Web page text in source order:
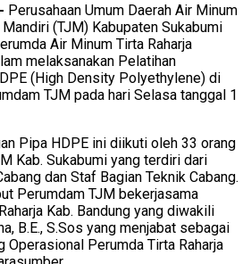
Perusahaan Umum Daerah Air Minum
(TJM) Kabupaten Sukabumi
Air Minum Tirta Raharja
melaksanakan Pelatihan
(High Density Polyethylene) di
TJM pada hari Selasa tanggal 1
Pipa HDPE ini diikuti oleh 33 orang
Kab. Sukabumi yang terdiri dari
dan Staf Bagian Teknik Cabang.
Perumdam TJM bekerjasama
Kab. Bandung yang diwakili
B.E., S.Sos yang menjabat sebagai
Perumda Tirta Raharja